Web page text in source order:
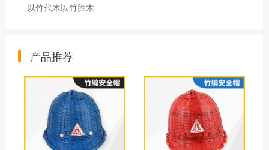
以竹代木以竹胜木
产品推荐